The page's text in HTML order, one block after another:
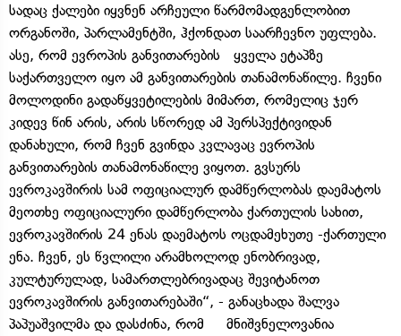
სადაც ქალები იყვნენ არჩეული წარმომადგენლობით
ორგანოში, პარლამენტში, ჰქონდათ საარჩევნო უფლება.
ასე, რომ ევროპის განვითარების ყველა ეტაპზე
საქართველო იყო ამ განვითარების თანამონაწილე. ჩვენი
მოლოდინი გადაწყვეტილების მიმართ, რომელიც ჯერ
კიდევ წინ არის, არის სწორედ ამ პერსპექტივიდან
დანახული, რომ ჩვენ გვინდა კვლავაც ევროპის
განვითარების თანამონაწილე ვიყოთ. გვსურს
ევროკავშირის სამ ოფიციალურ დამწერლობას დაემატოს
მეოთხე ოფიციალური დამწერლობა ქართულის სახით,
ევროკავშირის 24 ენას დაემატოს ოცდამეხუთე -ქართული
ენა. ჩვენ, ეს წვლილი არამხოლოდ ენობრივად,
კულტურულად, სამართლებრივადაც შევიტანოთ
ევროკავშირის განვითარებაში“, - განაცხადა შალვა
პაპუაშვილმა და დასძინა, რომ მნიშვნელოვანია